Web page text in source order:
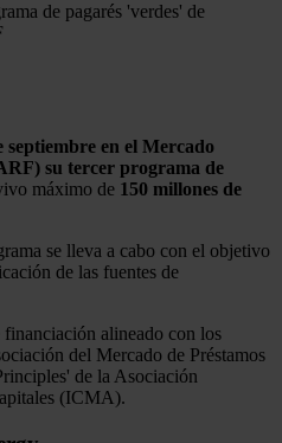
de pagarés 'verdes' de
septiembre en el Mercado
su tercer programa de
máximo de 150 millones de
se lleva a cabo con el objetivo
de las fuentes de
alineado con los
del Mercado de Préstamos
de la Asociación
(ICMA).